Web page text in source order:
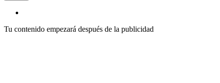
Tu contenido empezará después de la publicidad